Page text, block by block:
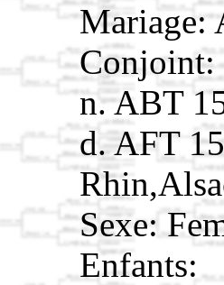
Mariage:
Conjoint:
n. ABT
d. AFT
Sexe:
Enfants: